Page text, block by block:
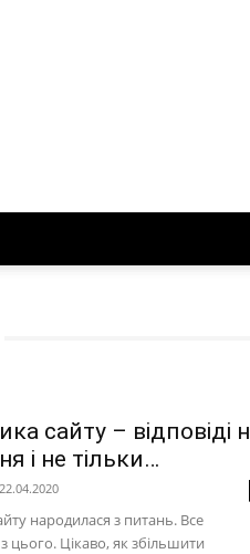
сайту – відповіді
і не тільки…
22.04.2020
народилася з питань. Все
цього. Цікаво, як збільшити